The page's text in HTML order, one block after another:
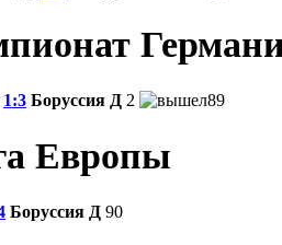
1:3 Боруссия Д 2 89
Европы
Боруссия Д 90